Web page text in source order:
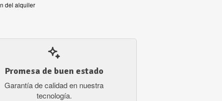
del alquiler
Promesa de buen estado
Garantía de calidad en nuestra
tecnología.